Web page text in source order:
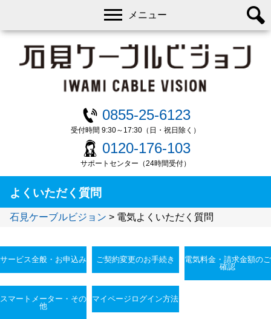
0855-25-6123
受付時間 9:30～17:30（日・祝日除く）
0120-176-103
サポートセンター（24時間受付）
メニュー
よくいただく質問
石見ケーブルビジョン > 電気よくいただく質問
サービス全般・お申込み ご契約変更のお手続き
電気料金・請求金額のご
確認
スマートメーター・その
他
マイページログイン方法